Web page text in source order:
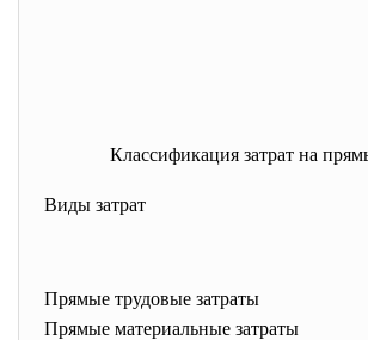
Классификация затрат на
Виды затрат
Прямые трудовые затраты
Прямые материальные затраты